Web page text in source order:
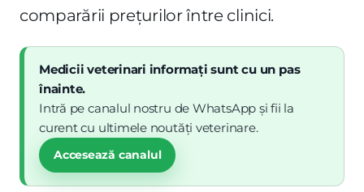
comparării prețurilor între clinici.
Medicii veterinari informați sunt cu un pas
înainte.
Intră pe canalul nostru de WhatsApp și fii la
curent cu ultimele noutăți veterinare.
Accesează canalul